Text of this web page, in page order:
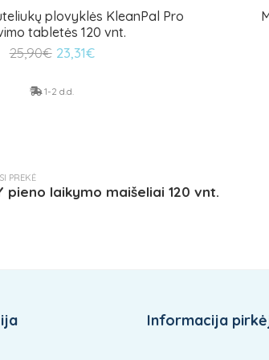
plovyklės KleanPal Pro
tabletės 120 vnt.
25,90€ Original
was:
23,31€Current
1-2 d.d.
PREKĖ
pieno laikymo maišeliai 120 vnt.
Informacija